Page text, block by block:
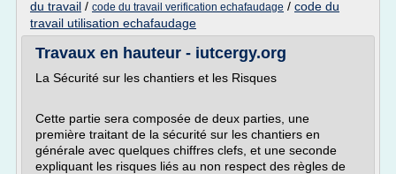
du travail / code du travail verification echafaudage / code du
travail utilisation echafaudage
Travaux en hauteur - iutcergy.org
La Sécurité sur les chantiers et les Risques
Cette partie sera composée de deux parties, une
première traitant de la sécurité sur les chantiers en
générale avec quelques chiffres clefs, et une seconde
expliquant les risques liés au non respect des règles de